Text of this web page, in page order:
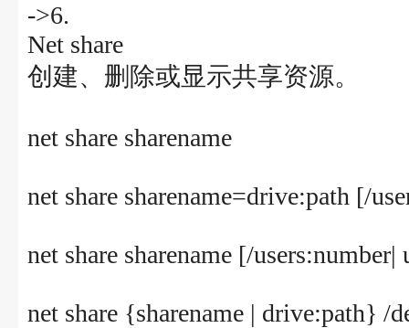
->6.
Net share
创建、删除或显示共享资源。
net share sharename
net share sharename=drive:path [/
net share sharename [/
net share {sharename | drive:path} /